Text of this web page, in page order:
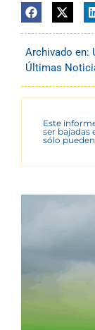
Archivado en:
Últimas
Este
ser bajadas
sólo